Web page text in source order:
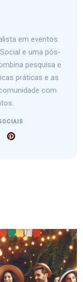
em eventos.
e uma pós-
pesquisa e
práticas e as
com